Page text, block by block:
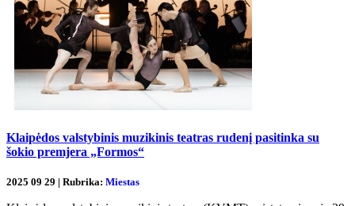
Klaipėdos valstybinis muzikinis teatras rudenį pasitinka su
šokio premjera „Formos“
2025 09 29 | Rubrika: Miestas